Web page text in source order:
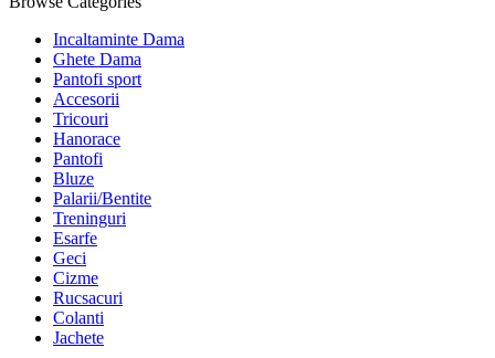
Incaltaminte Dama
Ghete Dama
Pantofi sport
Accesorii
Tricouri
Hanorace
Pantofi
Bluze
Palarii/Bentite
Treninguri
Esarfe
Geci
Cizme
Rucsacuri
Colanti
Jachete